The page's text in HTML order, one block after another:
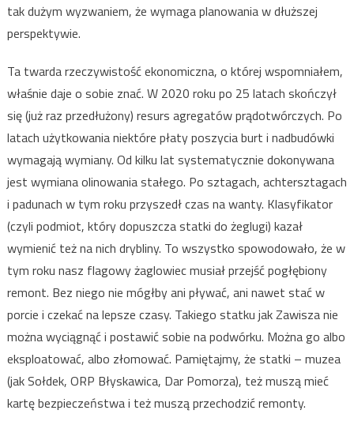
tak dużym wyzwaniem, że wymaga planowania w dłuższej
perspektywie.
Ta twarda rzeczywistość ekonomiczna, o której wspomniałem,
właśnie daje o sobie znać. W 2020 roku po 25 latach skończył
się (już raz przedłużony) resurs agregatów prądotwórczych. Po
latach użytkowania niektóre płaty poszycia burt i nadbudówki
wymagają wymiany. Od kilku lat systematycznie dokonywana
jest wymiana olinowania stałego. Po sztagach, achtersztagach
i padunach w tym roku przyszedł czas na wanty. Klasyfikator
(czyli podmiot, który dopuszcza statki do żeglugi) kazał
wymienić też na nich drybliny. To wszystko spowodowało, że w
tym roku nasz flagowy żaglowiec musiał przejść pogłębiony
remont. Bez niego nie mógłby ani pływać, ani nawet stać w
porcie i czekać na lepsze czasy. Takiego statku jak Zawisza nie
można wyciągnąć i postawić sobie na podwórku. Można go albo
eksploatować, albo złomować. Pamiętajmy, że statki – muzea
(jak Sołdek, ORP Błyskawica, Dar Pomorza), też muszą mieć
kartę bezpieczeństwa i też muszą przechodzić remonty.